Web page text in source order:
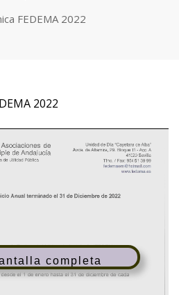
FEDEMA 2022
2022
completa